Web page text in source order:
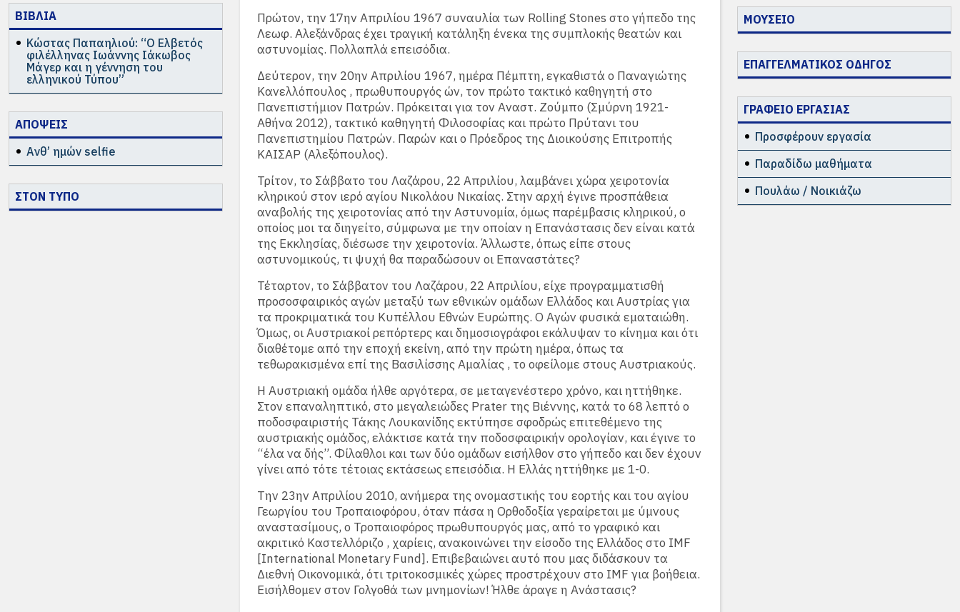
ΒΙΒΛΙΑ
Κώστας Παπαηλιού: “Ο Ελβετός
φιλέλληνας Ιωάννης Ιάκωβος
Μάγερ και η γέννηση του
ελληνικού Τύπου”
ΑΠΟΨΕΙΣ
Ανθ’ ημών selfie
ΣΤΟΝ ΤΥΠΟ
Πρώτον, την 17ην Απριλίου 1967 συναυλία των Rolling Stones στο γήπεδο της
Λεωφ. Αλεξάνδρας έχει τραγική κατάληξη ένεκα της συμπλοκής θεατών και
αστυνομίας. Πολλαπλά επεισόδια.
Δεύτερον, την 20ην Απριλίου 1967, ημέρα Πέμπτη, εγκαθιστά ο Παναγιώτης
Κανελλόπουλος , πρωθυπουργός ών, τον πρώτο τακτικό καθηγητή στο
Πανεπιστήμιον Πατρών. Πρόκειται για τον Αναστ. Ζούμπο (Σμύρνη 1921-
Αθήνα 2012), τακτικό καθηγητή Φιλοσοφίας και πρώτο Πρύτανι του
Πανεπιστημίου Πατρών. Παρών και ο Πρόεδρος της Διοικούσης Επιτροπής
ΚΑΙΣΑΡ (Αλεξόπουλος).
Τρίτον, το Σάββατο του Λαζάρου, 22 Απριλίου, λαμβάνει χώρα χειροτονία
κληρικού στον ιερό αγίου Νικολάου Νικαίας. Στην αρχή έγινε προσπάθεια
αναβολής της χειροτονίας από την Αστυνομία, όμως παρέμβασις κληρικού, ο
οποίος μοι τα διηγείτο, σύμφωνα με την οποίαν η Επανάστασις δεν είναι κατά
της Εκκλησίας, διέσωσε την χειροτονία. Άλλωστε, όπως είπε στους
αστυνομικούς, τι ψυχή θα παραδώσουν οι Επαναστάτες?
Τέταρτον, το Σάββατον του Λαζάρου, 22 Απριλίου, είχε προγραμματισθή
προσοσφαιρικός αγών μεταξύ των εθνικών ομάδων Ελλάδος και Αυστρίας για
τα προκριματικά του Κυπέλλου Εθνών Ευρώπης. Ο Αγών φυσικά εματαιώθη.
Όμως, οι Αυστριακοί ρεπόρτερς και δημοσιογράφοι εκάλυψαν το κίνημα και ότι
διαθέτομε από την εποχή εκείνη, από την πρώτη ημέρα, όπως τα
τεθωρακισμένα επί της Βασιλίσσης Αμαλίας , το οφείλομε στους Αυστριακούς.
Η Αυστριακή ομάδα ήλθε αργότερα, σε μεταγενέστερο χρόνο, και ηττήθηκε.
Στον επαναληπτικό, στο μεγαλειώδες Prater της Βιέννης, κατά το 68 λεπτό ο
ποδοσφαιριστής Τάκης Λουκανίδης εκτύπησε σφοδρώς επιτεθέμενο της
αυστριακής ομάδος, ελάκτισε κατά την ποδοσφαιρικήν ορολογίαν, και έγινε το
“έλα να δής”. Φίλαθλοι και των δύο ομάδων εισήλθον στο γήπεδο και δεν έχουν
γίνει από τότε τέτοιας εκτάσεως επεισόδια. Η Ελλάς ηττήθηκε με 1-0.
Την 23ην Απριλίου 2010, ανήμερα της ονομαστικής του εορτής και του αγίου
Γεωργίου του Τροπαιοφόρου, όταν πάσα η Ορθοδοξία γεραίρεται με ύμνους
αναστασίμους, ο Τροπαιοφόρος πρωθυπουργός μας, από το γραφικό και
ακριτικό Καστελλόριζο , χαρίεις, ανακοινώνει την είσοδο της Ελλάδος στο IMF
[International Monetary Fund]. Επιβεβαιώνει αυτό που μας διδάσκουν τα
Διεθνή Οικονομικά, ότι τριτοκοσμικές χώρες προστρέχουν στο IMF για βοήθεια.
Εισήλθομεν στον Γολγοθά των μνημονίων! Ήλθε άραγε η Ανάστασις?
ΜΟΥΣΕΙΟ
ΕΠΑΓΓΕΛΜΑΤΙΚΟΣ ΟΔΗΓΟΣ
ΓΡΑΦΕΙΟ ΕΡΓΑΣΙΑΣ
Προσφέρουν εργασία
Παραδίδω μαθήματα
Πουλάω / Νοικιάζω